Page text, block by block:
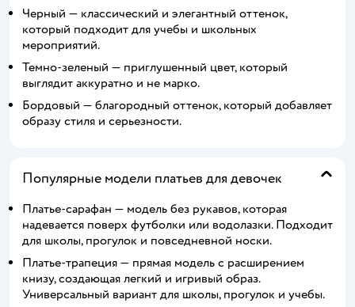
Черный — классический и элегантный оттенок,
который подходит для учебы и школьных
мероприятий.
Темно-зеленый — приглушенный цвет, который
выглядит аккуратно и не марко.
Бордовый — благородный оттенок, который добавляет
образу стиля и серьезности.
Популярные модели платьев для девочек
Платье-сарафан — модель без рукавов, которая
надевается поверх футболки или водолазки. Подходит
для школы, прогулок и повседневной носки.
Платье-трапеция — прямая модель с расширением
книзу, создающая легкий и игривый образ.
Универсальный вариант для школы, прогулок и учебы.